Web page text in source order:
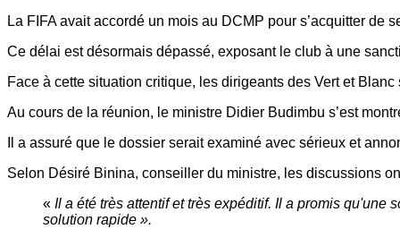
La FIFA avait accordé un mois au DCMP pour s’acquitter de
Ce délai est désormais dépassé, exposant le club à une
Face à cette situation critique, les dirigeants des Vert et
Au cours de la réunion, le ministre Didier Budimbu s’est
Il a assuré que le dossier serait examiné avec sérieux et
Selon Désiré Binina, conseiller du ministre, les discussions
« Il a été très attentif et très expéditif. Il a promis qu'une
solution rapide ».